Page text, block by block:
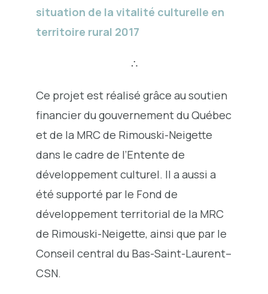
situation de la vitalité culturelle en
territoire rural 2017
∴
Ce projet est réalisé grâce au soutien
financier du gouvernement du Québec
et de la MRC de Rimouski-Neigette
dans le cadre de l’Entente de
développement culturel. Il a aussi a
été supporté par le Fond de
développement territorial de la MRC
de Rimouski-Neigette, ainsi que par le
Conseil central du Bas-Saint-Laurent–
CSN.